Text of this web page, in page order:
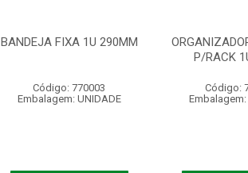
BANDEJA FIXA 1U 290MM
Código: 770003
Embalagem: UNIDADE
P/RACK
Código:
Embalagem: